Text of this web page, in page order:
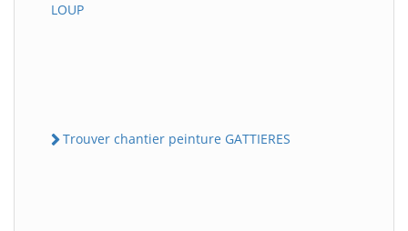
LOUP
Trouver chantier peinture GATTIERES